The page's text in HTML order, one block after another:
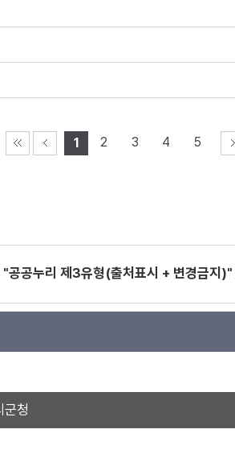
1 2 3 4 5
"공공누리 제3유형(출처표시 + 변경금지)"
군청